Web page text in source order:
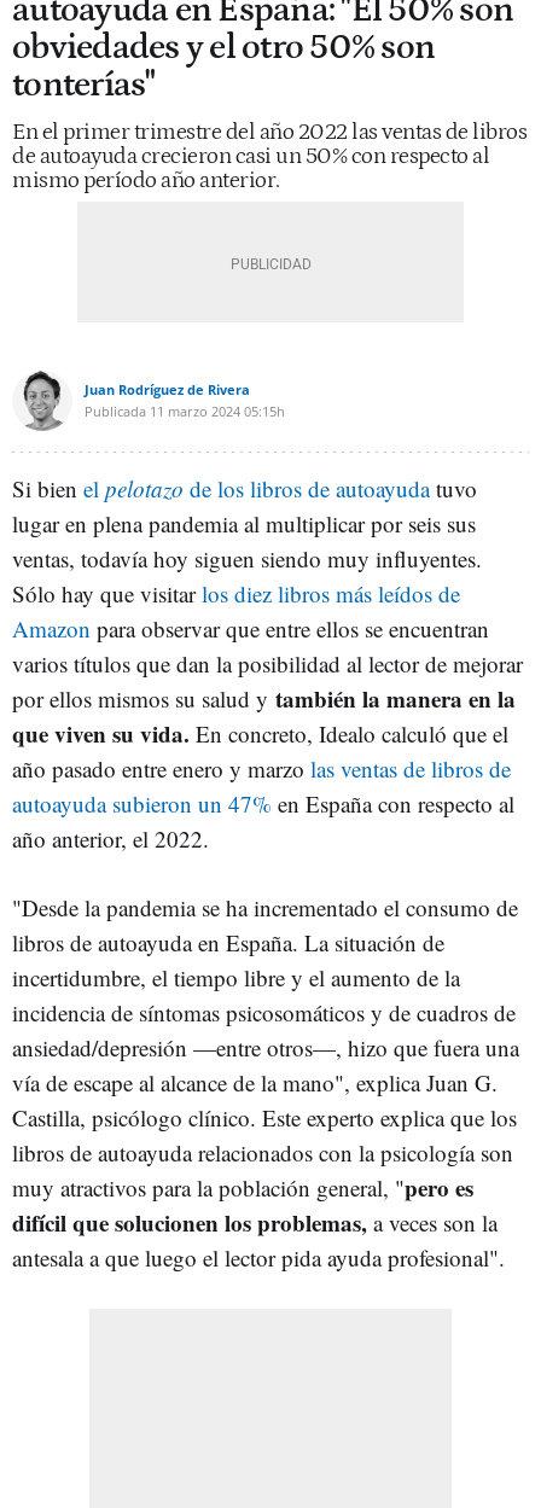
autoayuda en España: "El 50% son
obviedades y el otro 50% son
tonterías"
En el primer trimestre del año 2022 las ventas de libros
de autoayuda crecieron casi un 50% con respecto al
mismo período año anterior.
Juan Rodríguez de Rivera
Publicada 11 marzo 2024 05:15h
Si bien el pelotazo de los libros de autoayudatuvo
lugar en plena pandemia al multiplicar por seis sus
ventas, todavía hoy siguen siendo muy influyentes.
Sólo hay que visitarlos diez libros más leídos de
Amazon para observar que entre ellos se encuentran
varios títulos que dan la posibilidad al lector de mejorar
por ellos mismos su salud y también la manera en la
que viven su vida. En concreto, Idealo calculó que el
año pasado entre enero y marzo las ventas de libros de
autoayuda subieron un 47% en España con respecto al
año anterior, el 2022.
"Desde la pandemia se ha incrementado el consumo de
libros de autoayuda en España. La situación de
incertidumbre, el tiempo libre y el aumento de la
incidencia de síntomas psicosomáticos y de cuadros de
ansiedad/depresión —entre otros—, hizo que fuera una
vía de escape al alcance de la mano", explica Juan G.
Castilla, psicólogo clínico. Este experto explica que los
libros de autoayuda relacionados con la psicología son
muy atractivos para la población general, "pero es
difícil que solucionen los problemas, a veces son la
antesala a que luego el lector pida ayuda profesional".